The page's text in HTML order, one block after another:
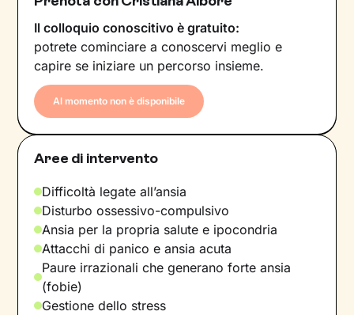
Il colloquio conoscitivo è gratuito:
potrete cominciare a conoscervi meglio e
capire se iniziare un percorso insieme.
Al momento non è disponibile
Aree di intervento
Difficoltà legate all’ansia
Disturbo ossessivo-compulsivo
Ansia per la propria salute e ipocondria
Attacchi di panico e ansia acuta
Paure irrazionali che generano forte ansia
(fobie)
Gestione dello stress